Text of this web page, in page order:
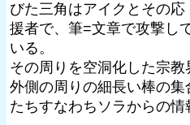
びた三角はアイクとその応
援者で、筆=文章で攻撃し
いる。
その周りを空洞化した宗教
外側の周りの細長い棒の集
たちすなわちソラからの情